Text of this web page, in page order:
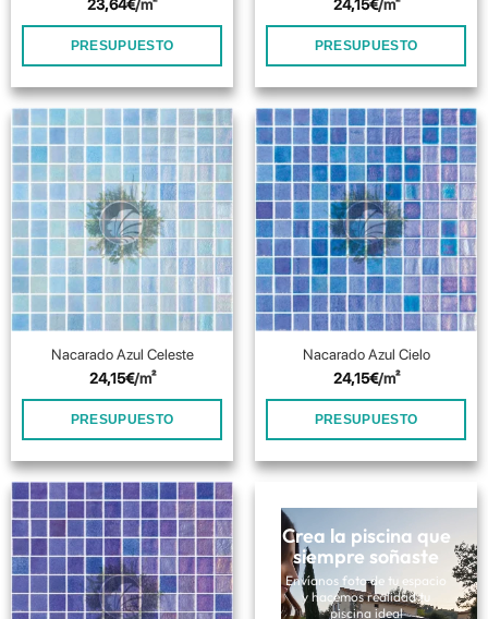
23,64€/m²
PRESUPUESTO
24,15€/m²
PRESUPUESTO
Nacarado Azul Celeste
24,15€/m²
PRESUPUESTO
Nacarado Azul Cielo
24,15€/m²
PRESUPUESTO
Crea la piscina que
siempre soñaste
Envíanos foto de tu espacio
y hacemos realidad tu
piscina ideal